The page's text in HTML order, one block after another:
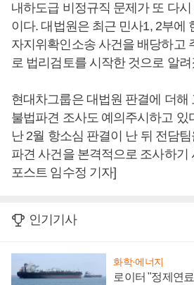
내하도급 비정규직 문제가 또 다
이다. 대법원은 최근 민사1, 2부에
자지위확인소송 사건을 배당하고
로 법리검토를 시작한 것으로 알려
현대차그룹은 대법원 판결에 더해
불법파견 조사도 예의주시하고 있
난 2월 항소심 판결이 난 뒤 전담
파견 사건을 본격적으로 조사하기
포스트 임수정 기자]
인기기사
화학·에너지
로이터 "정제연